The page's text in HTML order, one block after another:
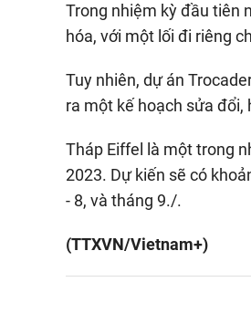
Trong nhiệm kỳ đầu tiên
hóa, với một lối đi riêng
Tuy nhiên, dự án
ra một kế hoạch sửa đổi,
Tháp Eiffel là một trong
2023. Dự kiến sẽ có
- 8, và tháng 9./.
(TTXVN/Vietnam+)